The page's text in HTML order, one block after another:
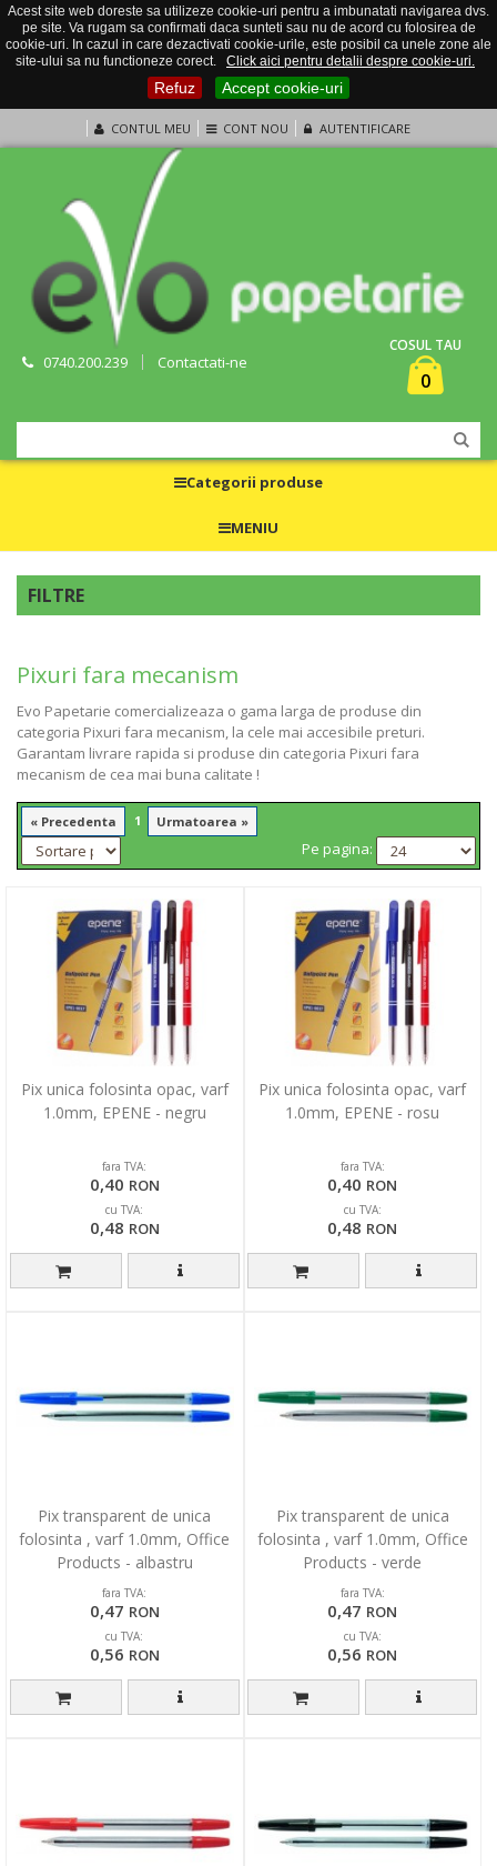
Acest site web doreste sa utilizeze cookie-uri pentru a imbunatati navigarea dvs.
pe site. Va rugam sa confirmati daca sunteti sau nu de acord cu folosirea de
cookie-uri. In cazul in care dezactivati cookie-urile, este posibil ca unele zone ale
site-ului sa nu functioneze corect.
Click aici pentru detalii despre cookie-uri.
Refuz Accept cookie-uri
CONTUL MEU CONT NOU AUTENTIFICARE
0740.200.239 Contactati-ne
COSUL TAU
0
Categorii produse
MENIU
FILTRE
Pixuri fara mecanism
Evo Papetarie comercializeaza o gama larga de produse din
categoria Pixuri fara mecanism, la cele mai accesibile preturi.
Garantam livrare rapida si produse din categoria Pixuri fara
mecanism de cea mai buna calitate !
« Precedenta 1 Urmatoarea »
Pe pagina:
Pix unica folosinta opac, varf
1.0mm, EPENE - negru
fara TVA:
0,40 RON
cu TVA:
0,48 RON
Pix unica folosinta opac, varf
1.0mm, EPENE - rosu
fara TVA:
0,40 RON
cu TVA:
0,48 RON
Pix transparent de unica
folosinta , varf 1.0mm, Office
Products - albastru
fara TVA:
0,47 RON
cu TVA:
0,56 RON
Pix transparent de unica
folosinta , varf 1.0mm, Office
Products - verde
fara TVA:
0,47 RON
cu TVA:
0,56 RON